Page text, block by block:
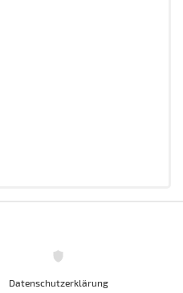
Datenschutzerklärung